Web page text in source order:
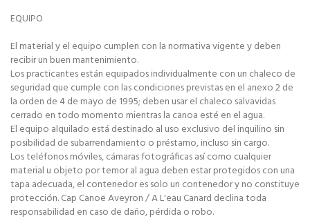
EQUIPO
El material y el equipo cumplen con la normativa vigente y deben
recibir un buen mantenimiento.
Los practicantes están equipados individualmente con un chaleco de
seguridad que cumple con las condiciones previstas en el anexo 2 de
la orden de 4 de mayo de 1995; deben usar el chaleco salvavidas
cerrado en todo momento mientras la canoa esté en el agua.
El equipo alquilado está destinado al uso exclusivo del inquilino sin
posibilidad de subarrendamiento o préstamo, incluso sin cargo.
Los teléfonos móviles, cámaras fotográficas así como cualquier
material u objeto por temor al agua deben estar protegidos con una
tapa adecuada, el contenedor es solo un contenedor y no constituye
protección. Cap Canoë Aveyron / A L'eau Canard declina toda
responsabilidad en caso de daño, pérdida o robo.